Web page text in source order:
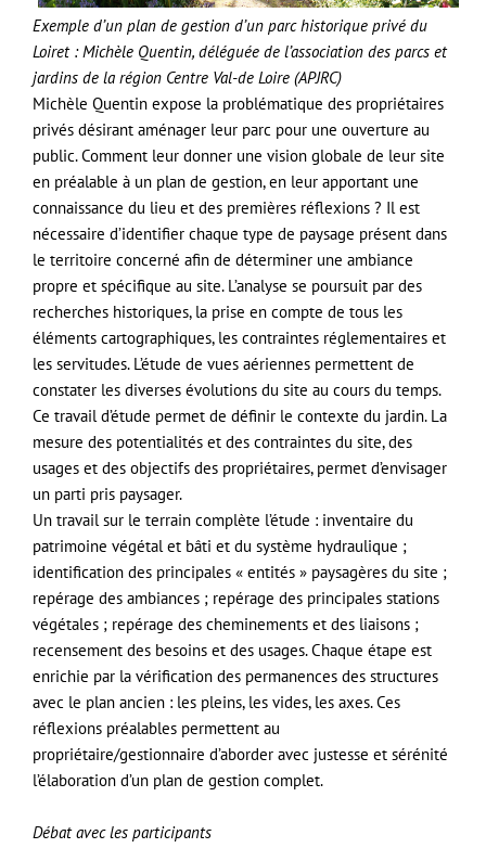
Exemple d’un plan de gestion d’un parc historique privé du
Loiret : Michèle Quentin, déléguée de l’association des parcs et
jardins de la région Centre Val-de Loire (APJRC)
Michèle Quentin expose la problématique des propriétaires
privés désirant aménager leur parc pour une ouverture au
public. Comment leur donner une vision globale de leur site
en préalable à un plan de gestion, en leur apportant une
connaissance du lieu et des premières réflexions ? Il est
nécessaire d’identifier chaque type de paysage présent dans
le territoire concerné afin de déterminer une ambiance
propre et spécifique au site. L’analyse se poursuit par des
recherches historiques, la prise en compte de tous les
éléments cartographiques, les contraintes réglementaires et
les servitudes. L’étude de vues aériennes permettent de
constater les diverses évolutions du site au cours du temps.
Ce travail d’étude permet de définir le contexte du jardin. La
mesure des potentialités et des contraintes du site, des
usages et des objectifs des propriétaires, permet d’envisager
un parti pris paysager.
Un travail sur le terrain complète l’étude : inventaire du
patrimoine végétal et bâti et du système hydraulique ;
identification des principales « entités » paysagères du site ;
repérage des ambiances ; repérage des principales stations
végétales ; repérage des cheminements et des liaisons ;
recensement des besoins et des usages. Chaque étape est
enrichie par la vérification des permanences des structures
avec le plan ancien : les pleins, les vides, les axes. Ces
réflexions préalables permettent au
propriétaire/gestionnaire d’aborder avec justesse et sérénité
l’élaboration d’un plan de gestion complet.
Débat avec les participants